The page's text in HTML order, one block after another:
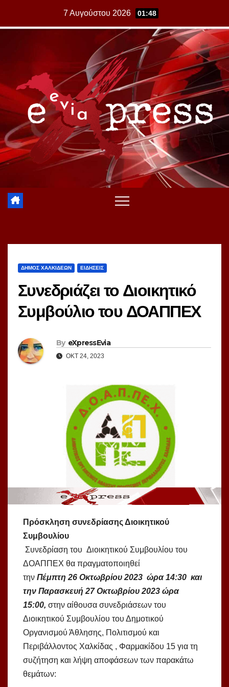
7 Αυγούστου 2026 01:48
ΔΗΜΟΣ ΧΑΛΚΙΔΕΩΝ ΕΙΔΗΣΕΙΣ
Συνεδριάζει το Διοικητικό
Συμβούλιο του ΔΟΑΠΠΕΧ
By eXpressEvia
ΟΚΤ 24, 2023
Πρόσκληση συνεδρίασης Διοικητικού
Συμβουλίου
Συνεδρίαση του Διοικητικού Συμβουλίου του
ΔΟΑΠΠΕΧ θα πραγματοποιηθεί
την Πέμπτη 26 Οκτωβρίου 2023 ώρα 14:30 και
την Παρασκευή 27 Οκτωβρίου 2023 ώρα
15:00, στην αίθουσα συνεδριάσεων του
Διοικητικού Συμβουλίου του Δημοτικού
Οργανισμού Άθλησης, Πολιτισμού και
Περιβάλλοντος Χαλκίδας , Φαρμακίδου 15 για τη
συζήτηση και λήψη αποφάσεων των παρακάτω
θεμάτων: